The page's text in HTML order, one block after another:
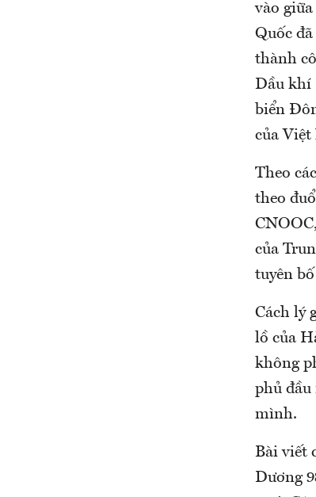
vào
Quốc
thành
Dầu khí
biển
của Việt
Theo
theo
của
tuyên
Cách lý
lồ của
không
phủ đầu
mình.
Bài viết
Dương